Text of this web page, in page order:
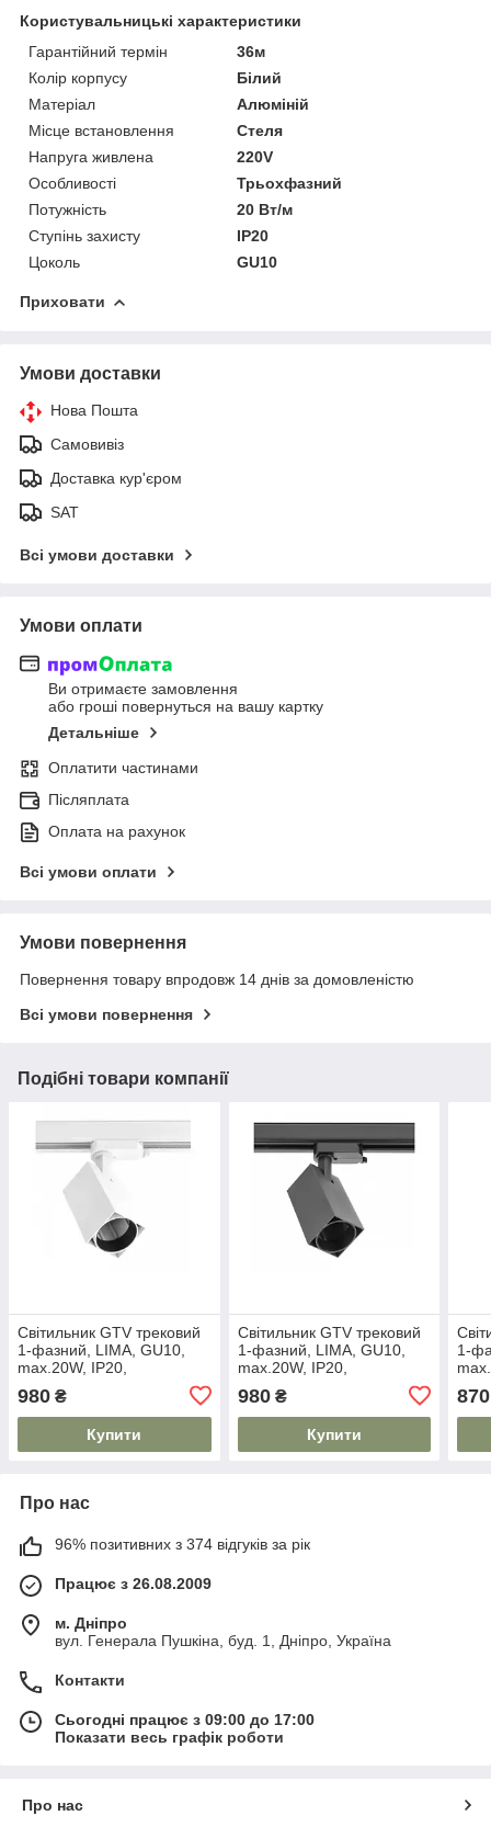
Користувальницькі характеристики
Гарантійний термін
36м
Колір корпусу
Білий
Матеріал
Алюміній
Місце встановлення
Стеля
Напруга живлена
220V
Особливості
Трьохфазний
Потужність
20 Вт/м
Ступінь захисту
IP20
Цоколь
GU10
Приховати
Умови доставки
Нова Пошта
Самовивіз
Доставка кур'єром
SAT
Всі умови доставки
Умови оплати
Ви отримаєте замовлення
або гроші повернуться на вашу картку
Детальніше
Оплатити частинами
Післяплата
Оплата на рахунок
Всі умови оплати
Умови повернення
Повернення товару впродовж 14 днів за домовленістю
Всі умови повернення
Подібні товари компанії
Світильник GTV трековий
1-фазний, LIMA, GU10,
max.20W, IP20,
LMAGU10KB-NB)
980 ₴
Купити
Світильник GTV трековий
1-фазний, LIMA, GU10,
max.20W, IP20,
квадратний, чорний (XLT-
LMAGU10KC-NB)
980₴
Купити
1-
NB)
870
Про нас
96% позитивних з 374 відгуків за рік
Працює з 26.08.2009
м. Дніпро
вул. Генерала Пушкіна, буд. 1, Дніпро, Україна
Контакти
Сьогодні працює з 09:00 до 17:00
Показати весь графік роботи
Про нас